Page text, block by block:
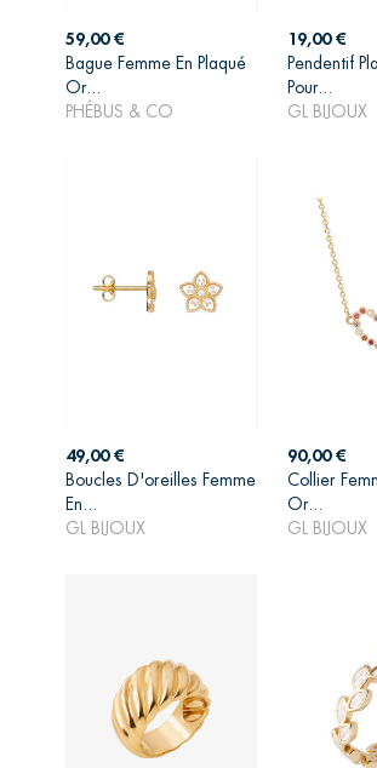
Prix
59,00 €
Bague Femme En Plaqué
Or...
PHÉBUS & CO
AJOUTER AU
Prix
19,00 €
Pendentif
Pour...
GL BIJOUX
Prix
49,00 €
Boucles D'oreilles Femme
En...
GL BIJOUX
AJOUTER AU
Prix
90,00 €
Collier
Or...
GL BIJOUX